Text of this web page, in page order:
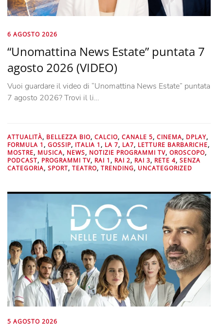
6 AGOSTO 2026
“Unomattina News Estate” puntata 7
agosto 2026 (VIDEO)
Vuoi guardare il video di “Unomattina News Estate” puntata
7 agosto 2026? Trovi il li…
ATTUALITÀ, BELLEZZA BIO, CALCIO, CANALE 5, CINEMA, DPLAY,
FORMULA 1 , GOSSIP, ITALIA 1 , LA 7, LA7, LETTURE BARBARICHE,
MOSTRE, MUSICA, NEWS, NOTIZIE PROGRAMMI TV, OROSCOPO,
PODCAST, PROGRAMMI TV, RAI 1 , RAI 2, RAI 3, RETE 4, SENZA
CATEGORIA, SPORT, TEATRO, TRENDING, UNCATEGORIZED
5 AGOSTO 2026